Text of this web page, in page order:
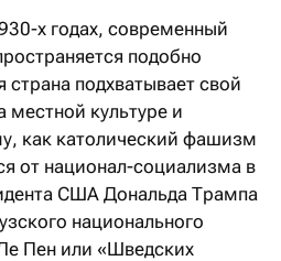
х годах, современный
подобно
подхватывает свой
культуре и
как католический фашизм
от национал-социализма в
США Дональда Трампа
национального
Пен или «Шведских